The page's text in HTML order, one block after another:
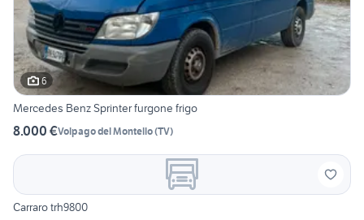
6
Mercedes Benz Sprinter furgone frigo
8.000 €Volpago del Montello(TV)
Carraro trh9800